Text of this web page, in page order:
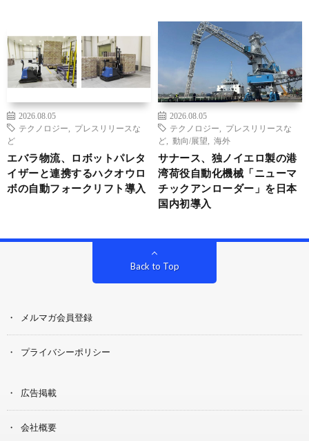
2026.08.05
テクノロジー
プレスリリースな
ど
エバラ物流、ロボットパレタ
イザーと連携するハクオウロ
ボの自動フォークリフト導入
2026.08.05
テクノロジー
プレスリリースな
ど
動向/展望 海外
サナース、独ノイエロ製の港
湾荷役自動化機械「ニューマ
チックアンローダー」を日本
国内初導入
Back to Top
メルマガ会員登録
プライバシーポリシー
広告掲載
会社概要